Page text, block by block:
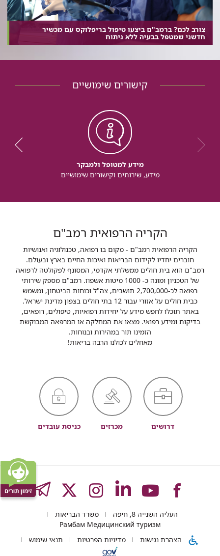
צורב לכם? ברמב"ם ביצעו טיפול בריפלוקס עם מכשיר
חדשני שמטפל בבעיה ללא ניתוח
קישורים שימושיים
מידע למטופל ולמבקר
מידע, שירותים וקישורים שימושיים
הקריה הרפואית רמב"ם
הקריה הרפואית רמב"ם - מקום בו רפואה, טכנולוגיה ואנושיות
חוברים יחדיו לקידום הבריאות ואיכות החיים בארץ ובעולם.
רמב"ם הוא בית חולים ממשלתי אקדמי, המסונף לפקולטה לרפואה
של הטכניון ומונה כ- 1000 מיטות אשפוז. רמב"ם מספק שירותי
רפואה לכ-2,700,000 תושבים, צה"ל וכוחות הביטחון, ומשמש
כבית חולים על אזורי עבור 12 בתי חולים בצפון מדינת ישראל.
באתר תוכלו לחפש מידע על יחידות רפואיות, טיפולים, רופאים,
בדיקות ומידע רפואי. מצאו את המחלקה או המרפאה המבוקשת
הזמינו תור במהירות ובנוחות.
מאחלים לכולנו הרבה בריאות!
דרושים מכרזים כניסת עובדים
לעמוד
של
לעמוד
של
לעמוד
של
לעמוד
של
לעמוד
של
העליה השנייה 8, חיפה
משרד הבריאות
Рамбам Медицинский туризм
הצהרת נגישות
מדיניות הפרטיות תנאי שימוש